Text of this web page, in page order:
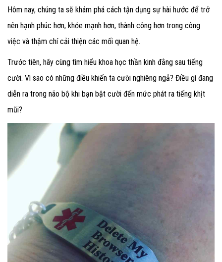
Hôm nay, chúng ta sẽ khám phá cách tận dụng sự hài hước để trở
nên hạnh phúc hơn, khỏe mạnh hơn, thành công hơn trong công
việc và thậm chí cải thiện các mối quan hệ.
Trước tiên, hãy cùng tìm hiểu khoa học thần kinh đằng sau tiếng
cười. Vì sao có những điều khiến ta cười nghiêng ngả? Điều gì đang
diễn ra trong não bộ khi bạn bật cười đến mức phát ra tiếng khịt
mũi?